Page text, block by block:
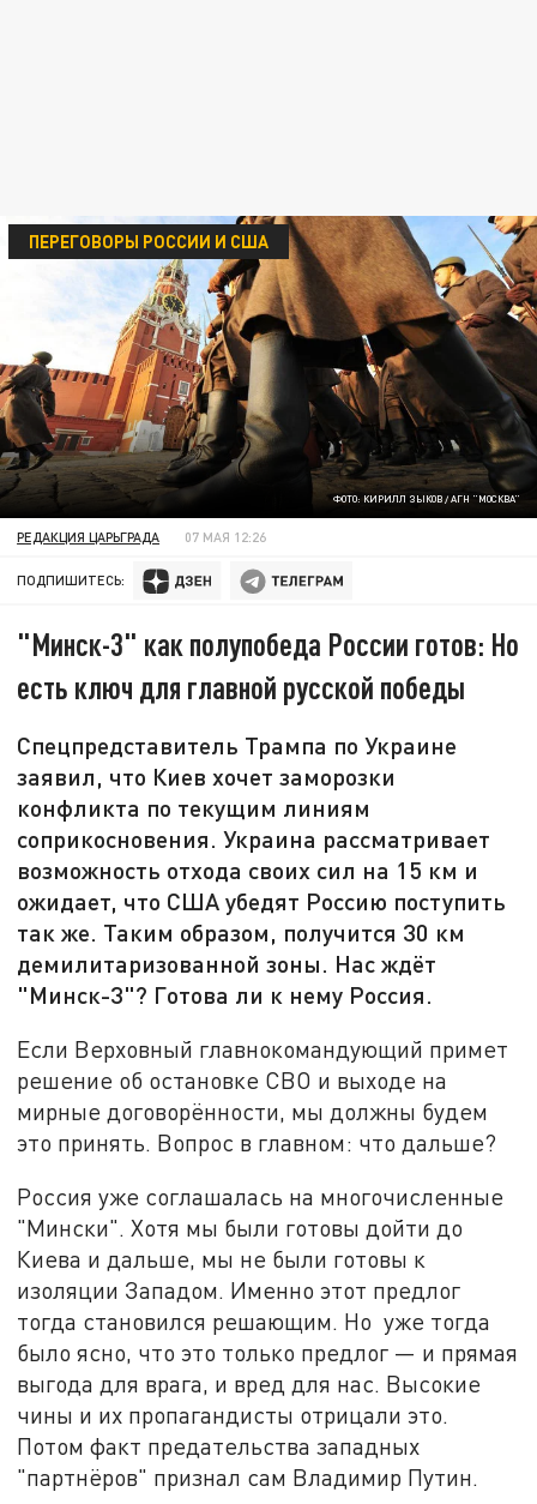
ФОТО: КИРИЛЛ ЗЫКОВ / АГН "МОСКВА"
ПЕРЕГОВОРЫ РОССИИ И США
РЕДАКЦИЯ ЦАРЬГРАДА 07 МАЯ 12:26
ПОДПИШИТЕСЬ:
"Минск-3" как полупобеда России готов: Но
есть ключ для главной русской победы
Спецпредставитель Трампа по Украине
заявил, что Киев хочет заморозки
конфликта по текущим линиям
соприкосновения. Украина рассматривает
возможность отхода своих сил на 15 км и
ожидает, что США убедят Россию поступить
так же. Таким образом, получится 30 км
демилитаризованной зоны. Нас ждёт
"Минск-3"? Готова ли к нему Россия.
Если Верховный главнокомандующий примет
решение об остановке СВО и выходе на
мирные договорённости, мы должны будем
это принять. Вопрос в главном: что дальше?
Россия уже соглашалась на многочисленные
"Мински". Хотя мы были готовы дойти до
Киева и дальше, мы не были готовы к
изоляции Западом. Именно этот предлог
тогда становился решающим. Но уже тогда
было ясно, что это только предлог — и прямая
выгода для врага, и вред для нас. Высокие
чины и их пропагандисты отрицали это.
Потом факт предательства западных
"партнёров" признал сам Владимир Путин.